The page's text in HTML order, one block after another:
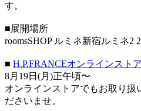
す。
■展開場所
roomsSHOP ルミネ新宿ルミネ2
■ H.P.FRANCEオンラインストア
8月19日(月)正午頃〜
オンラインストアでもお取り扱
ださいませ。